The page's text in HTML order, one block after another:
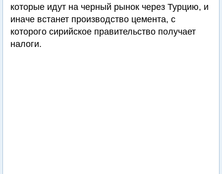
которые идут на черный рынок через Турцию, и
иначе встанет производство цемента, с
которого сирийское правительство получает
налоги.